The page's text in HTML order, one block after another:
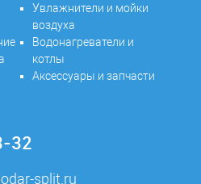
Увлажнители и мойки
воздуха
Водонагреватели и
котлы
Аксессуары и запчасти
32
split.ru